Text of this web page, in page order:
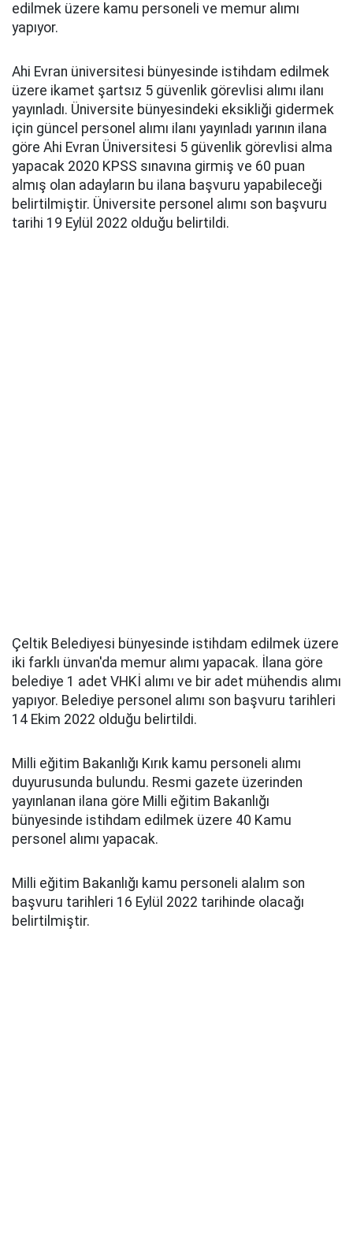
edilmek üzere kamu personeli ve memur alımı
yapıyor.
Ahi Evran üniversitesi bünyesinde istihdam edilmek
üzere ikamet şartsız 5 güvenlik görevlisi alımı ilanı
yayınladı. Üniversite bünyesindeki eksikliği gidermek
için güncel personel alımı ilanı yayınladı yarının ilana
göre Ahi Evran Üniversitesi 5 güvenlik görevlisi alma
yapacak 2020 KPSS sınavına girmiş ve 60 puan
almış olan adayların bu ilana başvuru yapabileceği
belirtilmiştir. Üniversite personel alımı son başvuru
tarihi 19 Eylül 2022 olduğu belirtildi.
Çeltik Belediyesi bünyesinde istihdam edilmek üzere
iki farklı ünvan'da memur alımı yapacak. İlana göre
belediye 1 adet VHKİ alımı ve bir adet mühendis alımı
yapıyor. Belediye personel alımı son başvuru tarihleri
14 Ekim 2022 olduğu belirtildi.
Milli eğitim Bakanlığı Kırık kamu personeli alımı
duyurusunda bulundu. Resmi gazete üzerinden
yayınlanan ilana göre Milli eğitim Bakanlığı
bünyesinde istihdam edilmek üzere 40 Kamu
personel alımı yapacak.
Milli eğitim Bakanlığı kamu personeli alalım son
başvuru tarihleri 16 Eylül 2022 tarihinde olacağı
belirtilmiştir.